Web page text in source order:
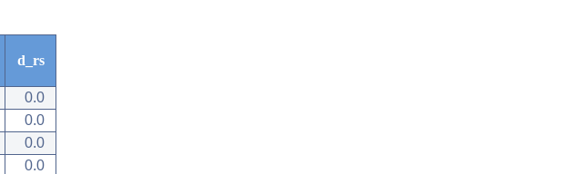
d_rs
0.0
0.0
0.0
0.0